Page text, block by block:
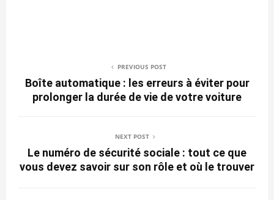
PREVIOUS POST
Boîte automatique : les erreurs à éviter pour
prolonger la durée de vie de votre voiture
NEXT POST
Le numéro de sécurité sociale : tout ce que
vous devez savoir sur son rôle et où le trouver